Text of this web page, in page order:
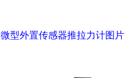
微型外置传感器推拉力计图片